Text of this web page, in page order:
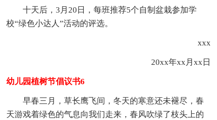
十天后，3月20日，每班推荐5个自制盆栽参加学
校“绿色小达人”活动的评选。
xxx
20xx年xx月xx日
幼儿园植树节倡议书6
早春三月，草长鹰飞间，冬天的寒意还未褪尽，春
天游戏着绿色的气息向我们走来，春风吹绿了枝头上的